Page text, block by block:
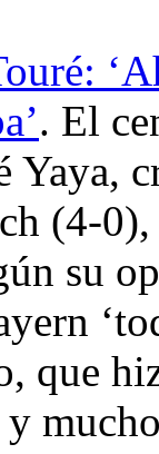
. El
Yaya,
(4-0),
su
que